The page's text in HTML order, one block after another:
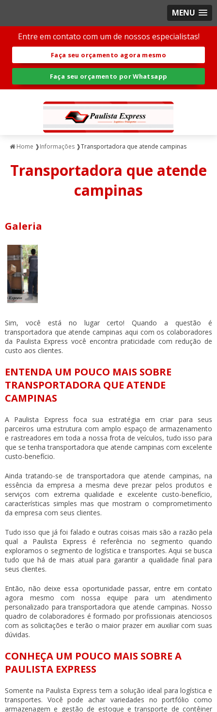
MENU
Entre em contato com um de nossos especialistas!
Faça seu orçamento agora mesmo
Faça seu orçamento por Whatsapp
Home ❱Informações ❱Transportadora que atende campinas
Transportadora que atende
campinas
Galeria
Sim, você está no lugar certo! Quando a questão é
transportadora que atende campinas aqui com os colaboradores
da Paulista Express você encontra praticidade com redução de
custo aos clientes.
ENTENDA UM POUCO MAIS SOBRE
TRANSPORTADORA QUE ATENDE
CAMPINAS
A Paulista Express foca sua estratégia em criar para seus
parceiros uma estrutura com amplo espaço de armazenamento
e rastreadores em toda a nossa frota de veículos, tudo isso para
que se tenhatransportadora que atende campinas com excelente
custo-benefício.
Ainda tratando-se detransportadora que atende campinas, na
essência da empresa a mesma deve prezar pelos produtos e
serviços com extrema qualidade e excelente custo-benefício,
características simples mas que mostram o comprometimento
da empresa com seus clientes.
Tudo isso que já foi falado e outras coisas mais são a razão pela
qual a Paulista Express é referência no segmento quando
exploramos o segmento de logística e transportes. Aqui se busca
tudo que há de mais atual para garantir a qualidade final para
seus clientes.
Então, não deixe essa oportunidade passar, entre em contato
agora mesmo com nossa equipe para um atendimento
personalizado paratransportadora que atende campinas. Nosso
quadro de colaboradores é formado por profissionais atenciosos
com as solicitações e terão o maior prazer em auxiliar com suas
dúvidas.
CONHEÇA UM POUCO MAIS SOBRE A
PAULISTA EXPRESS
Somente na Paulista Express tem a solução ideal para logística e
transportes. Você pode achar variedades no portfólio como
armazenagem e gestão de estoque e transporte de contêiner